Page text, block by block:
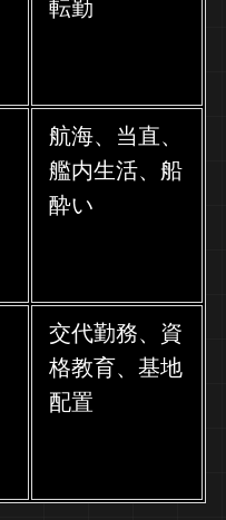
転勤
航海、当直、
艦内生活、船
酔い
交代勤務、資
格教育、基地
配置